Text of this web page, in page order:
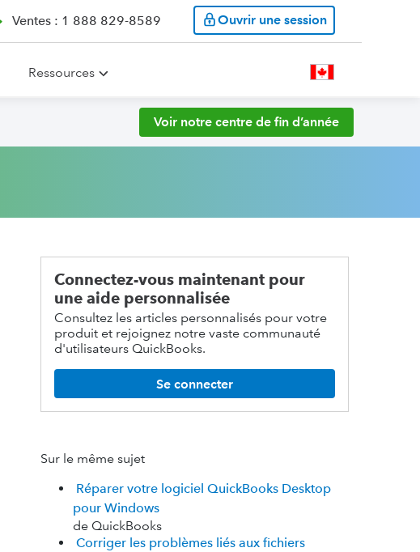
Ventes : 1 888 829-8589 Ouvrir une session
Ressources
Voir notre centre de fin d’année
Connectez-vous maintenant pour
une aide personnalisée
Consultez les articles personnalisés pour votre
produit et rejoignez notre vaste communauté
d'utilisateurs QuickBooks.
Se connecter
Sur le même sujet
Réparer votre logiciel QuickBooks Desktop
pour Windows
de QuickBooks
Corriger les problèmes liés aux fichiers